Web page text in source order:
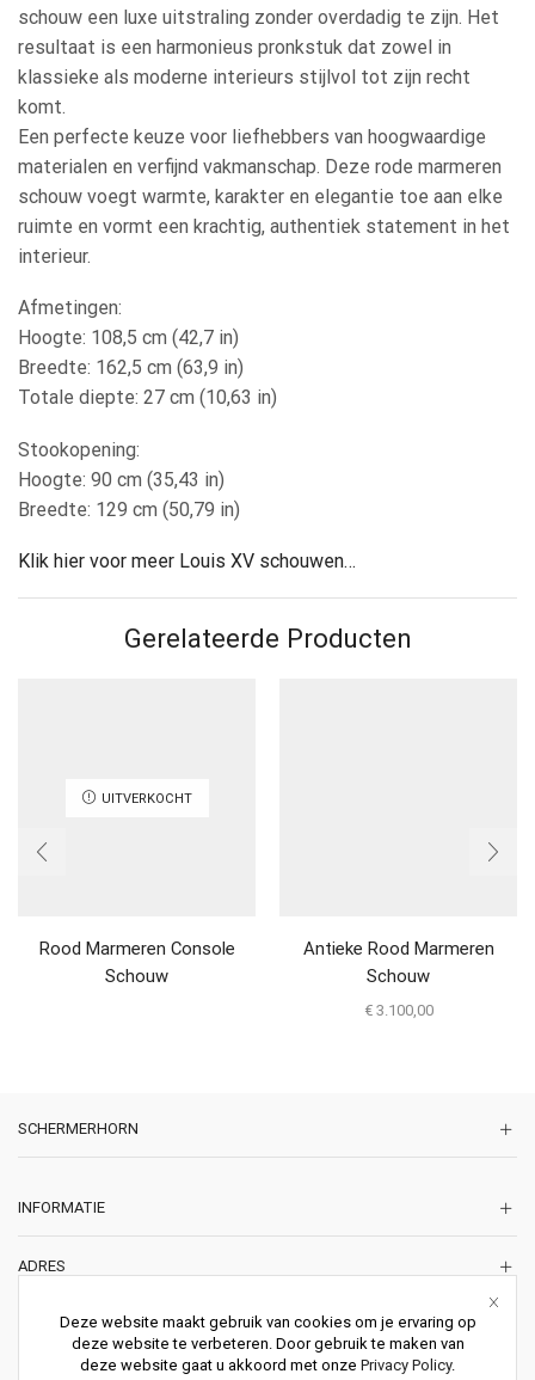
schouw een luxe uitstraling zonder overdadig te zijn. Het
resultaat is een harmonieus pronkstuk dat zowel in
klassieke als moderne interieurs stijlvol tot zijn recht
komt.
Een perfecte keuze voor liefhebbers van hoogwaardige
materialen en verfijnd vakmanschap. Deze rode marmeren
schouw voegt warmte, karakter en elegantie toe aan elke
ruimte en vormt een krachtig, authentiek statement in het
interieur.
Afmetingen:
Hoogte: 108,5 cm (42,7 in)
Breedte: 162,5 cm (63,9 in)
Totale diepte: 27 cm (10,63 in)
Stookopening:
Hoogte: 90 cm (35,43 in)
Breedte: 129 cm (50,79 in)
Klik hier voor meer Louis XV schouwen…
Gerelateerde Producten
UITVERKOCHT
Rood Marmeren Console
Schouw
Antieke Rood Marmeren
Schouw
€3.100,00
SCHERMERHORN
INFORMATIE
ADRES
2011 ZD HAARLEM
Nederland
Deze website maakt gebruik van cookies om je ervaring op
deze website te verbeteren. Door gebruik te maken van
deze website gaat u akkoord met onze Privacy Policy.